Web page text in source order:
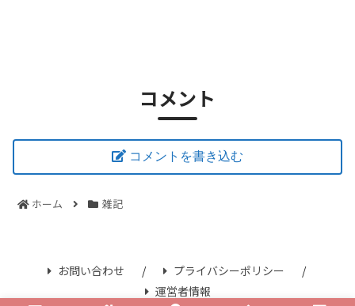
コメント
コメントを書き込む
ホーム 雑記
お問い合わせ
プライバシーポリシー
運営者情報